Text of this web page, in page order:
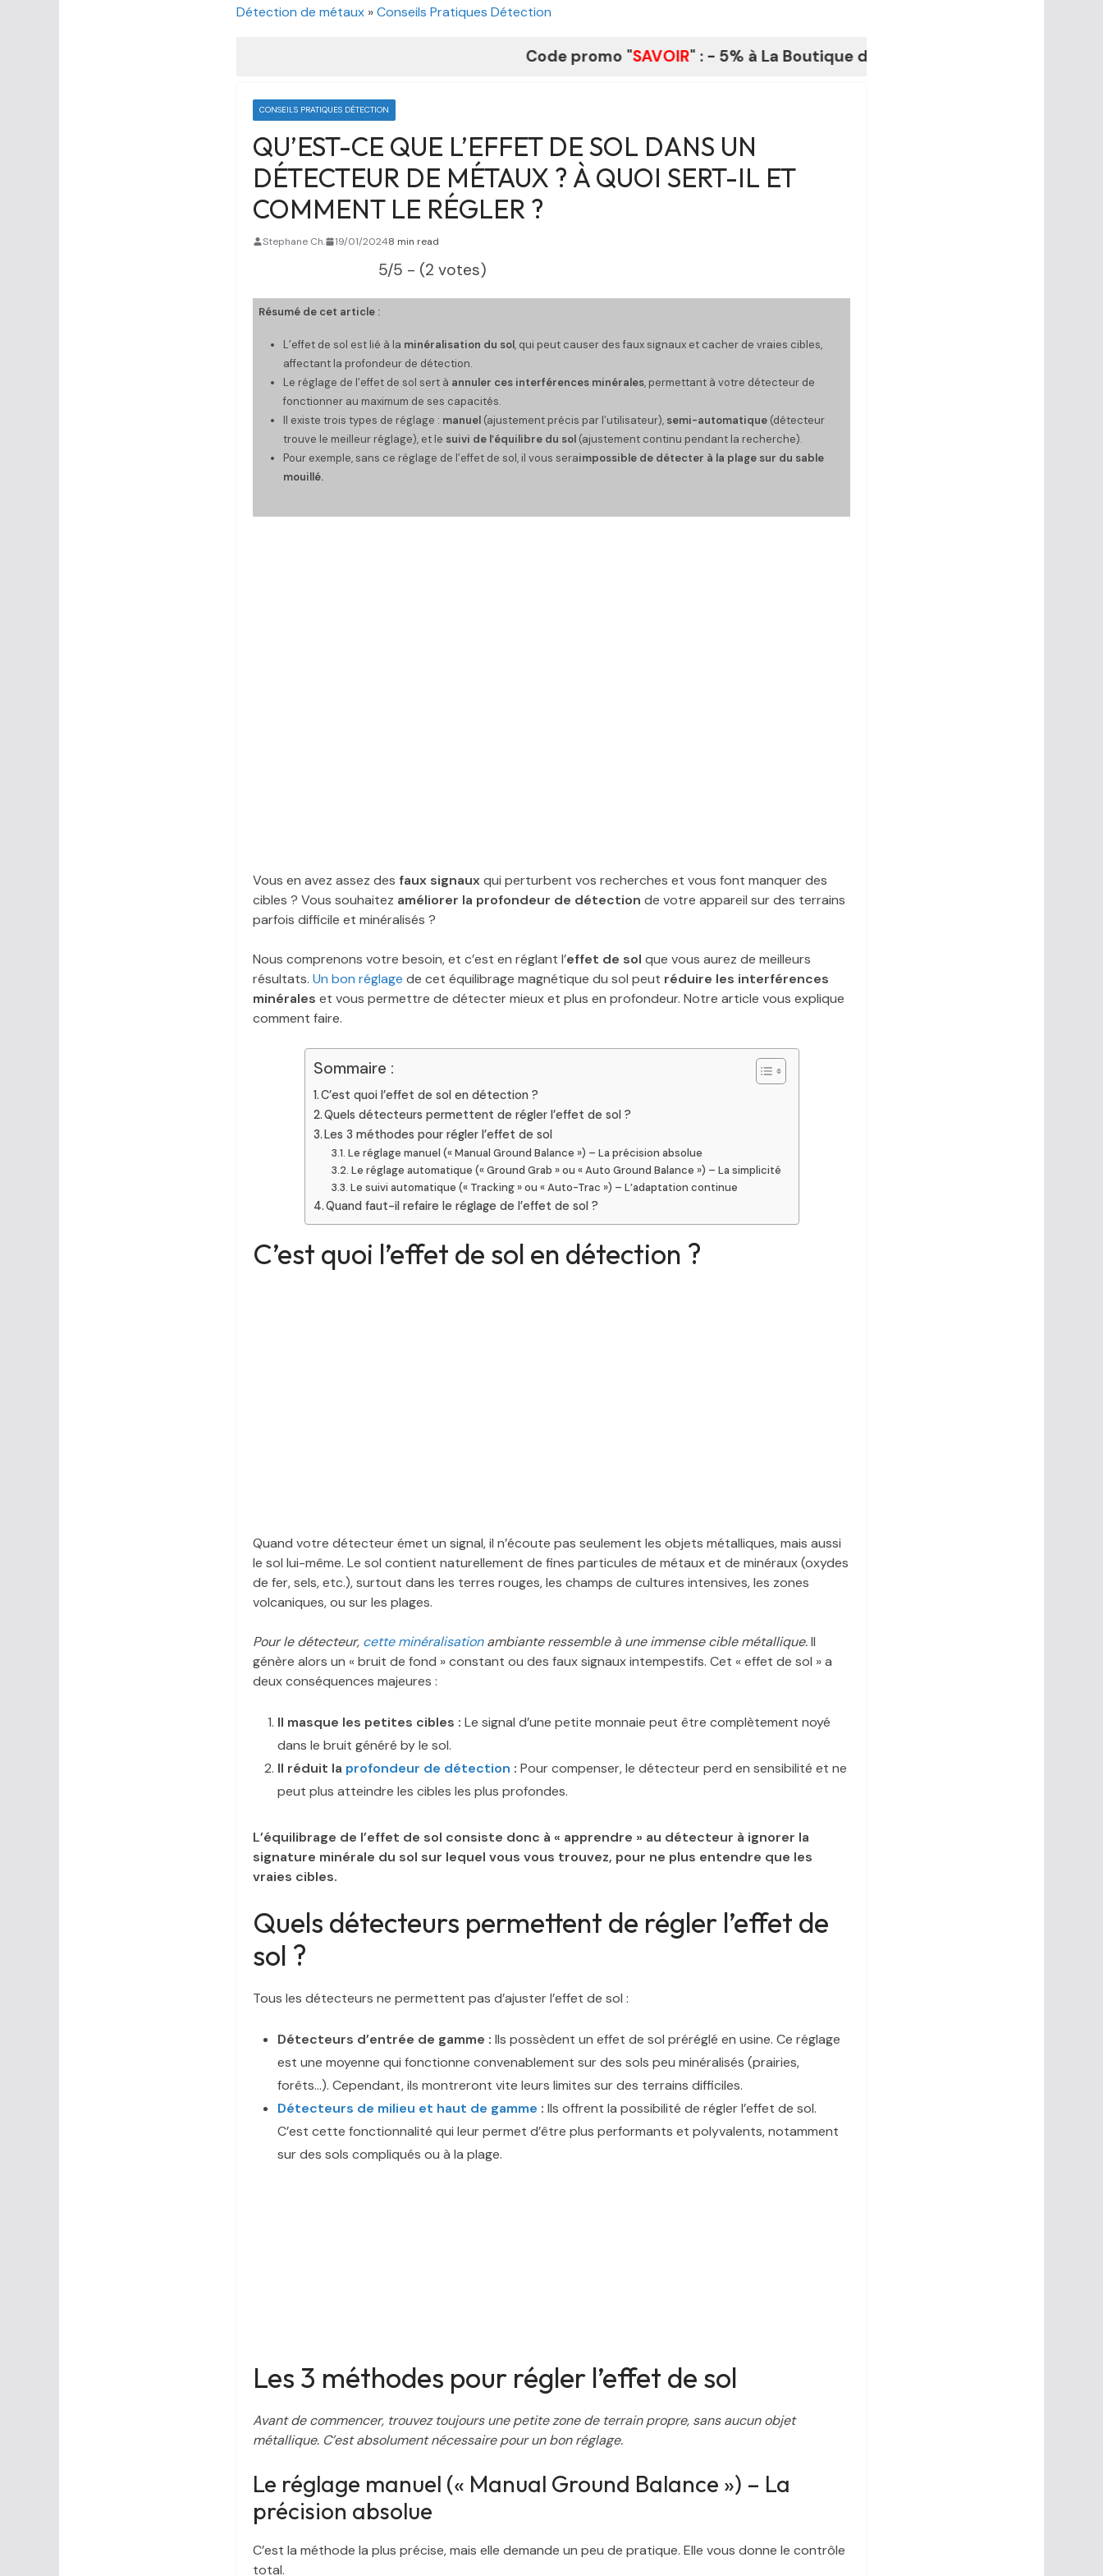
Détection de métaux »Conseils Pratiques Détection
Code promo "SAVOIR " : - 5% à La Boutique du Fouilleur.fr
CONSEILS PRATIQUES DÉTECTION
QU’EST-CE QUE L’EFFET DE SOL DANS UN
DÉTECTEUR DE MÉTAUX ? À QUOI SERT-IL ET
COMMENT LE RÉGLER ?
Stephane Ch. 19/01/20248 min read
5/5 - (2 votes)
Résumé de cet article :
L’effet de sol est lié à la minéralisation du sol, qui peut causer des faux signaux et cacher de vraies cibles,
affectant la profondeur de détection.
Le réglage de l’effet de sol sert à annuler ces interférences minérales, permettant à votre détecteur de
fonctionner au maximum de ses capacités.
Il existe trois types de réglage : manuel(ajustement précis par l’utilisateur), semi-automatique(détecteur
trouve le meilleur réglage), et le suivi de l’équilibre du sol(ajustement continu pendant la recherche).
Pour exemple, sans ce réglage de l’effet de sol, il vous seraimpossible de détecter à la plage sur du sable
mouillé.
Vous en avez assez des faux signauxqui perturbent vos recherches et vous font manquer des
cibles ? Vous souhaitez améliorer la profondeur de détection de votre appareil sur des terrains
parfois difficile et minéralisés ?
Nous comprenons votre besoin, et c’est en réglant l’effet de sol que vous aurez de meilleurs
résultats. Un bon réglage de cet équilibrage magnétique du sol peut réduire les interférences
minérales et vous permettre de détecter mieux et plus en profondeur. Notre article vous explique
comment faire.
Sommaire :
C’est quoi l’effet de sol en détection ?
Quels détecteurs permettent de régler l’effet de sol ?
Les 3 méthodes pour régler l’effet de sol
Le réglage manuel (« Manual Ground Balance ») – La précision absolue
Le réglage automatique (« Ground Grab » ou « Auto Ground Balance ») – La simplicité
Le suivi automatique (« Tracking » ou « Auto-Trac ») – L’adaptation continue
Quand faut-il refaire le réglage de l’effet de sol ?
C’est quoi l’effet de sol en détection ?
Quand votre détecteur émet un signal, il n’écoute pas seulement les objets métalliques, mais aussi
le sol lui-même. Le sol contient naturellement de fines particules de métaux et de minéraux (oxydes
de fer, sels, etc.), surtout dans les terres rouges, les champs de cultures intensives, les zones
volcaniques, ou sur les plages.
Pour le détecteur, cette minéralisationambiante ressemble à une immense cible métallique.Il
génère alors un « bruit de fond » constant ou des faux signaux intempestifs. Cet « effet de sol » a
deux conséquences majeures :
Il masque les petites cibles : Le signal d’une petite monnaie peut être complètement noyé
dans le bruit généré by le sol.
Il réduit la profondeur de détection : Pour compenser, le détecteur perd en sensibilité et ne
peut plus atteindre les cibles les plus profondes.
L’équilibrage de l’effet de sol consiste donc à « apprendre » au détecteur à ignorer la
signature minérale du sol sur lequel vous vous trouvez, pour ne plus entendre que les
vraies cibles.
Quels détecteurs permettent de régler l’effet de
sol ?
Tous les détecteurs ne permettent pas d’ajuster l’effet de sol :
Détecteurs d’entrée de gamme : Ils possèdent un effet de sol préréglé en usine. Ce réglage
est une moyenne qui fonctionne convenablement sur des sols peu minéralisés (prairies,
forêts…). Cependant, ils montreront vite leurs limites sur des terrains difficiles.
Détecteurs de milieu et haut de gamme : Ils offrent la possibilité de régler l’effet de sol.
C’est cette fonctionnalité qui leur permet d’être plus performants et polyvalents, notamment
sur des sols compliqués ou à la plage.
Les 3 méthodes pour régler l’effet de sol
Avant de commencer, trouvez toujours une petite zone de terrain propre, sans aucun objet
métallique. C’est absolument nécessaire pour un bon réglage.
Le réglage manuel (« Manual Ground Balance ») – La
précision absolue
C’est la méthode la plus précise, mais elle demande un peu de pratique. Elle vous donne le contrôle
total.